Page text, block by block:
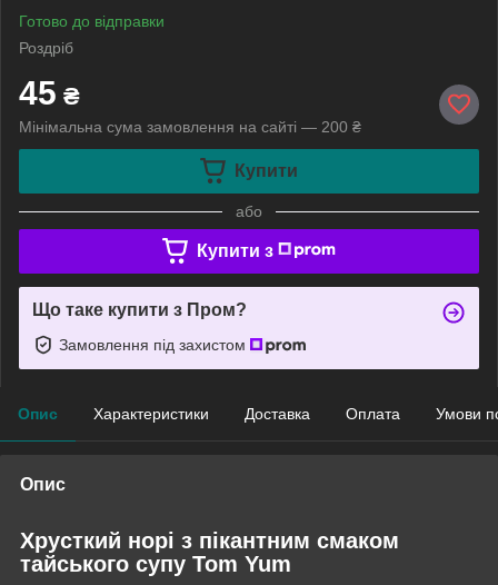
Готово до відправки
Роздріб
45 ₴
Мінімальна сума замовлення на сайті — 200 ₴
Купити
або
Купити з
Що таке купити з Пром?
Замовлення під захистом
Опис Характеристики Доставка Оплата Умови
Опис
Хрусткий норі з пікантним смаком
тайського супу Tom Yum